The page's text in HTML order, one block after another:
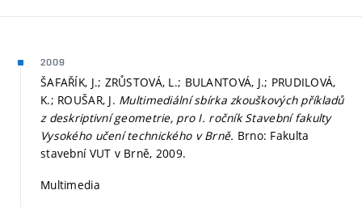
2009
ŠAFAŘÍK, J.; ZRŮSTOVÁ, L.; BULANTOVÁ, J.; PRUDILOVÁ,
K.; ROUŠAR, J. Multimediální sbírka zkouškových příkladů
z deskriptivní geometrie, pro I. ročník Stavební fakulty
Vysokého učení technického v Brně. Brno: Fakulta
stavební VUT v Brně, 2009.
Multimedia